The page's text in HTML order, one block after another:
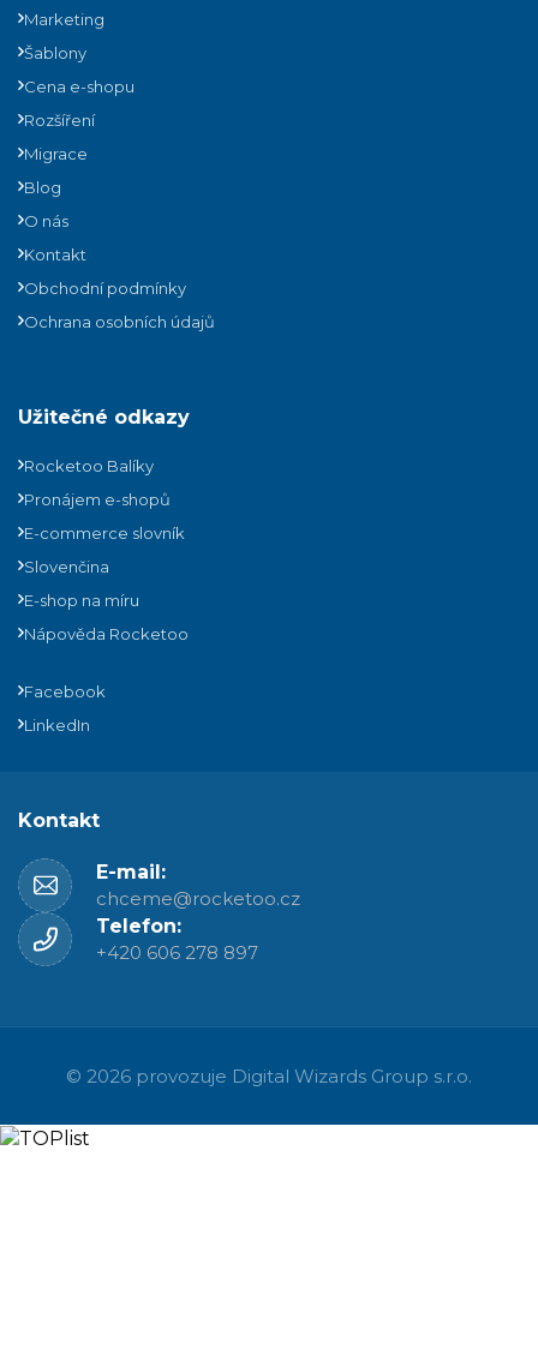
Marketing
Šablony
Cena e-shopu
Rozšíření
Migrace
Blog
O nás
Kontakt
Obchodní podmínky
Ochrana osobních údajů
Užitečné odkazy
Rocketoo Balíky
Pronájem e-shopů
E-commerce slovník
Slovenčina
E-shop na míru
Nápověda Rocketoo
Facebook
LinkedIn
Kontakt
E-mail:
chceme@rocketoo.cz
Telefon:
+420 606 278 897
© 2026 provozuje Digital Wizards Group s.r.o.